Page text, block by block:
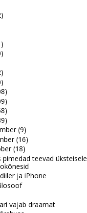
(9)
(16)
(18)
pimedad teevad üksteisele
ja iPhone
vajab draamat